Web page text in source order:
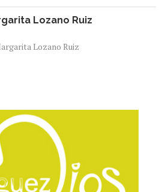
Lozano Ruiz
Lozano Ruiz